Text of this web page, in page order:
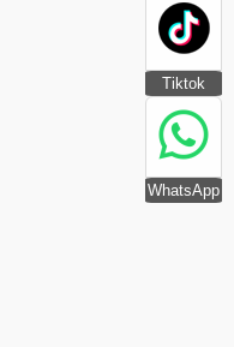
Tiktok
WhatsApp